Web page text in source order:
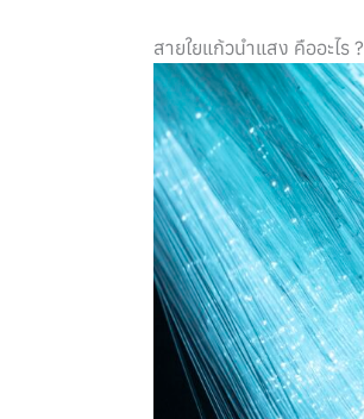
สายใยแก้วนำแสง คืออะไร ?